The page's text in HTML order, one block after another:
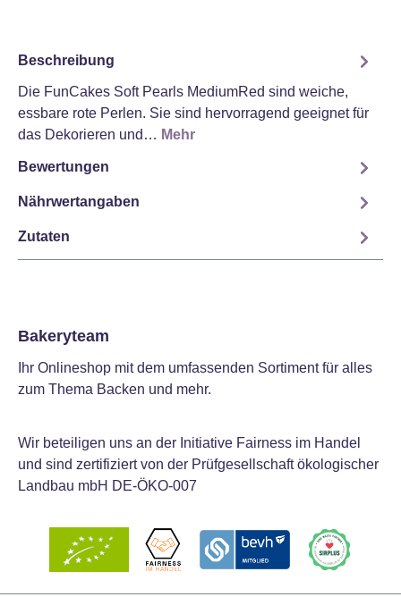
Beschreibung
Die FunCakes Soft Pearls MediumRed sind weiche,
essbare rote Perlen. Sie sind hervorragend geeignet für
das Dekorieren und… Mehr
Bewertungen
Nährwertangaben
Zutaten
Bakeryteam
Ihr Onlineshop mit dem umfassenden Sortiment für alles
zum Thema Backen und mehr.
Wir beteiligen uns an der Initiative Fairness im Handel
und sind zertifiziert von der Prüfgesellschaft ökologischer
Landbau mbH DE-ÖKO-007